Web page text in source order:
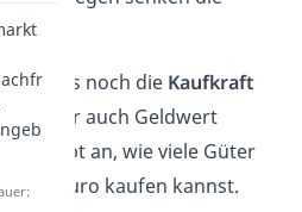
gibt es noch die Kaufkraft
oder auch Geldwert
Sie gibt an, wie viele Güter
Euro kaufen kannst.